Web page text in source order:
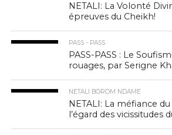
NETALI: La Volonté
épreuves du Cheikh!
PASS - PASS
PASS-PASS : Le
rouages, par Serigne
NETALI BOROM NDAME
NETALI: La méfiance
l’égard des vicissitudes